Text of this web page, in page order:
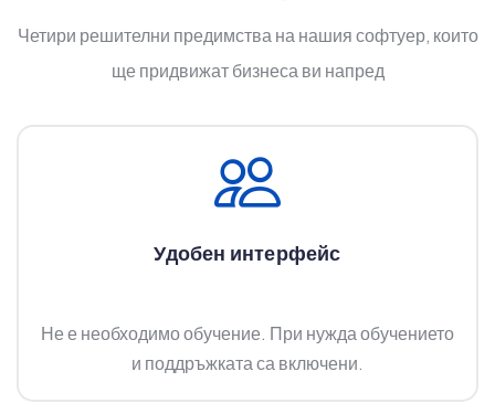
Четири решителни предимства на нашия софтуер, които
ще придвижат бизнеса ви напред
Удобен интерфейс
Не е необходимо обучение. При нужда обучението
и поддръжката са включени.